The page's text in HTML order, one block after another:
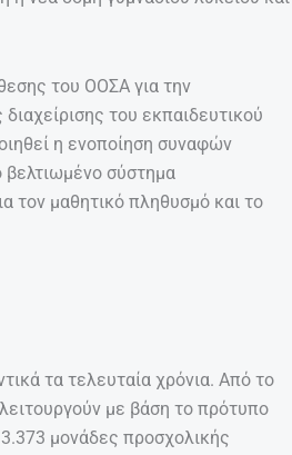
του ΟΟΣΑ για την
του εκπαιδευτικού
η ενοποίηση συναφών
βελτιωμένο σύστημα
τον μαθητικό πληθυσμό και το
τα τελευταία χρόνια. Από το
με βάση το πρότυπο
μονάδες προσχολικής